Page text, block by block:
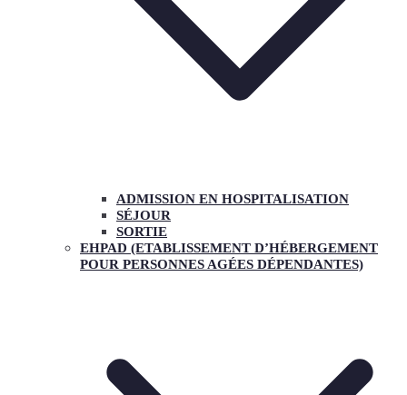
ADMISSION EN HOSPITALISATION
SÉJOUR
SORTIE
EHPAD (ETABLISSEMENT D’HÉBERGEMENT
POUR PERSONNES AGÉES DÉPENDANTES)